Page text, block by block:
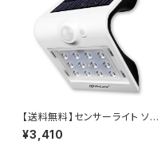
【送料無料】センサーライト ソー
ラーライト LED 屋外 人感セン
サー 防塵 防水 IP65 OL-304
¥3,410